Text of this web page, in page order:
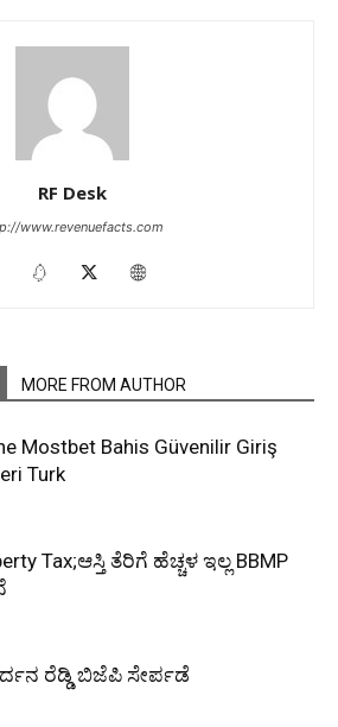
RF Desk
www.revenuefacts.com
MORE FROM AUTHOR
Mostbet Bahis Güvenilir Giriş
Turk
Tax;ಆಸ್ತಿ ತೆರಿಗೆ ಹೆಚ್ಚಳ ಇಲ್ಲ BBMP
ರೆಡ್ಡಿ ಬಿಜೆಪಿ ಸೇರ್ಪಡೆ